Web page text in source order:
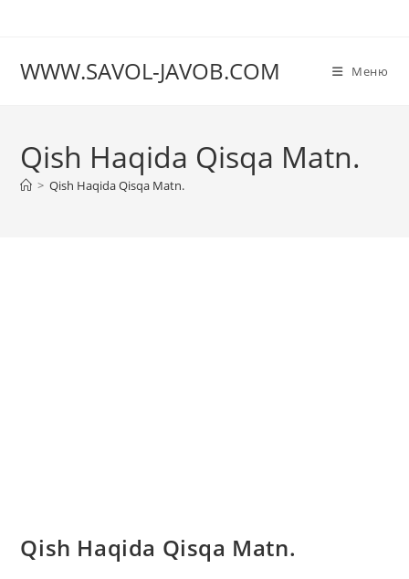
WWW.SAVOL-JAVOB.COM Меню
Qish Haqida Qisqa Matn.
> Qish Haqida Qisqa Matn.
Qish Haqida Qisqa Matn.